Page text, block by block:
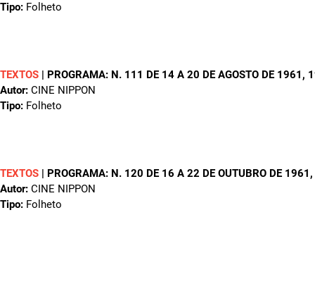
Tipo: Folheto
TEXTOS | PROGRAMA: N. 111 DE 14 A 20 DE AGOSTO DE 1961 ,
Autor: CINE NIPPON
Tipo: Folheto
TEXTOS | PROGRAMA: N. 120 DE 16 A 22 DE OUTUBRO DE 1961
Autor: CINE NIPPON
Tipo: Folheto